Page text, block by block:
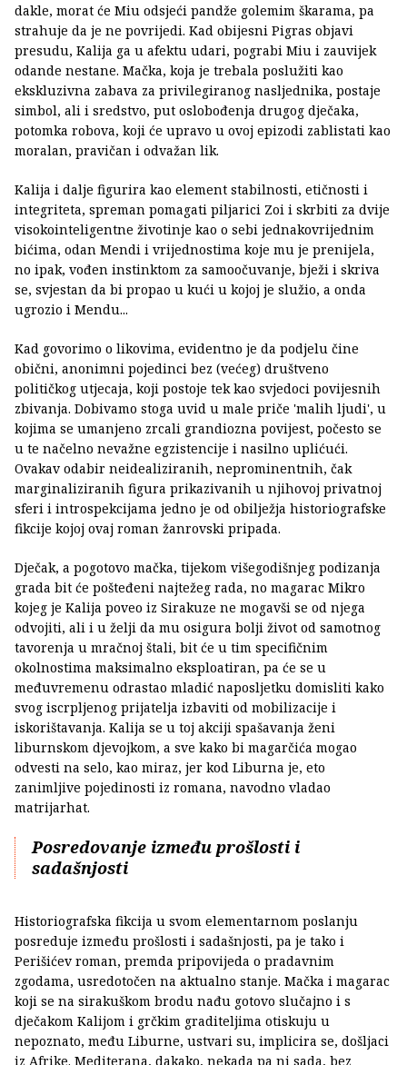
dakle, morat će Miu odsjeći pandže golemim škarama, pa
strahuje da je ne povrijedi. Kad obijesni Pigras objavi
presudu, Kalija ga u afektu udari, pograbi Miu i zauvijek
odande nestane. Mačka, koja je trebala poslužiti kao
ekskluzivna zabava za privilegiranog nasljednika, postaje
simbol, ali i sredstvo, put oslobođenja drugog dječaka,
potomka robova, koji će upravo u ovoj epizodi zablistati kao
moralan, pravičan i odvažan lik.
Kalija i dalje figurira kao element stabilnosti, etičnosti i
integriteta, spreman pomagati piljarici Zoi i skrbiti za dvije
visokointeligentne životinje kao o sebi jednakovrijednim
bićima, odan Mendi i vrijednostima koje mu je prenijela,
no ipak, vođen instinktom za samoočuvanje, bježi i skriva
se, svjestan da bi propao u kući u kojoj je služio, a onda
ugrozio i Mendu...
Kad govorimo o likovima, evidentno je da podjelu čine
obični, anonimni pojedinci bez (većeg) društveno
političkog utjecaja, koji postoje tek kao svjedoci povijesnih
zbivanja. Dobivamo stoga uvid u male priče 'malih ljudi', u
kojima se umanjeno zrcali grandiozna povijest, počesto se
u te načelno nevažne egzistencije i nasilno uplićući.
Ovakav odabir neidealiziranih, neprominentnih, čak
marginaliziranih figura prikazivanih u njihovoj privatnoj
sferi i introspekcijama jedno je od obilježja historiografske
fikcije kojoj ovaj roman žanrovski pripada.
Dječak, a pogotovo mačka, tijekom višegodišnjeg podizanja
grada bit će pošteđeni najtežeg rada, no magarac Mikro
kojeg je Kalija poveo iz Sirakuze ne mogavši se od njega
odvojiti, ali i u želji da mu osigura bolji život od samotnog
tavorenja u mračnoj štali, bit će u tim specifičnim
okolnostima maksimalno eksploatiran, pa će se u
međuvremenu odrastao mladić naposljetku domisliti kako
svog iscrpljenog prijatelja izbaviti od mobilizacije i
iskorištavanja. Kalija se u toj akciji spašavanja ženi
liburnskom djevojkom, a sve kako bi magarčića mogao
odvesti na selo, kao miraz, jer kod Liburna je, eto
zanimljive pojedinosti iz romana, navodno vladao
matrijarhat.
Posredovanje između prošlosti i
sadašnjosti
Historiografska fikcija u svom elementarnom poslanju
posreduje između prošlosti i sadašnjosti, pa je tako i
Perišićev roman, premda pripovijeda o pradavnim
zgodama, usredotočen na aktualno stanje. Mačka i magarac
koji se na sirakuškom brodu nađu gotovo slučajno i s
dječakom Kalijom i grčkim graditeljima otiskuju u
nepoznato, među Liburne, ustvari su, implicira se, došljaci
iz Afrike. Mediterana, dakako, nekada pa ni sada, bez